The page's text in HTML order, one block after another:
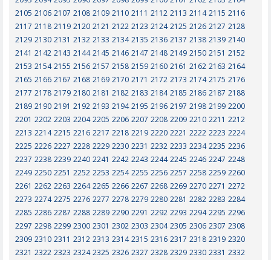
2105 2106 2107 2108 2109 2110 2111 2112 2113 2114 2115 2116
2117 2118 2119 2120 2121 2122 2123 2124 2125 2126 2127 2128
2129 2130 2131 2132 2133 2134 2135 2136 2137 2138 2139 2140
2141 2142 2143 2144 2145 2146 2147 2148 2149 2150 2151 2152
2153 2154 2155 2156 2157 2158 2159 2160 2161 2162 2163 2164
2165 2166 2167 2168 2169 2170 2171 2172 2173 2174 2175 2176
2177 2178 2179 2180 2181 2182 2183 2184 2185 2186 2187 2188
2189 2190 2191 2192 2193 2194 2195 2196 2197 2198 2199 2200
2201 2202 2203 2204 2205 2206 2207 2208 2209 2210 2211 2212
2213 2214 2215 2216 2217 2218 2219 2220 2221 2222 2223 2224
2225 2226 2227 2228 2229 2230 2231 2232 2233 2234 2235 2236
2237 2238 2239 2240 2241 2242 2243 2244 2245 2246 2247 2248
2249 2250 2251 2252 2253 2254 2255 2256 2257 2258 2259 2260
2261 2262 2263 2264 2265 2266 2267 2268 2269 2270 2271 2272
2273 2274 2275 2276 2277 2278 2279 2280 2281 2282 2283 2284
2285 2286 2287 2288 2289 2290 2291 2292 2293 2294 2295 2296
2297 2298 2299 2300 2301 2302 2303 2304 2305 2306 2307 2308
2309 2310 2311 2312 2313 2314 2315 2316 2317 2318 2319 2320
2321 2322 2323 2324 2325 2326 2327 2328 2329 2330 2331 2332